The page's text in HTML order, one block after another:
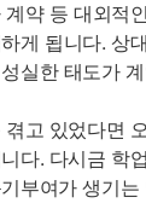
약 등 대외적
게 됩니다. 상
실한 태도가
고 있었다면
다. 다시금 학
부여가 생기는